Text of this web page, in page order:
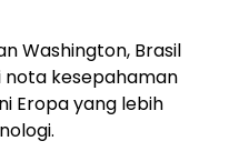
Washington, Brasil
kesepahaman
Eropa yang lebih